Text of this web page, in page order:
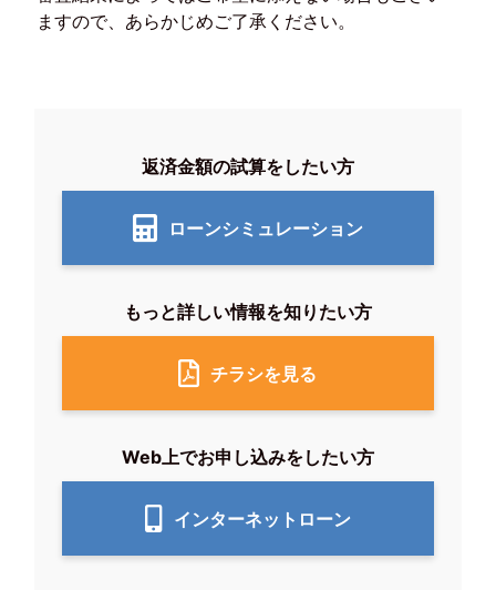
ますので、あらかじめご了承ください。
返済金額の試算をしたい方
ローンシミュレーション
もっと詳しい情報を知りたい方
チラシを見る
Web上でお申し込みをしたい方
インターネットローン